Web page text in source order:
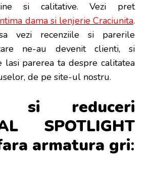
si calitative. Vezi pret
dama si lenjerie Craciunita.
vezi recenziile si parerile
ne-au devenit clienti, si
lasi parerea ta despre calitatea
de pe site-ul nostru.
si reduceri
SPOTLIGHT
armatura gri: